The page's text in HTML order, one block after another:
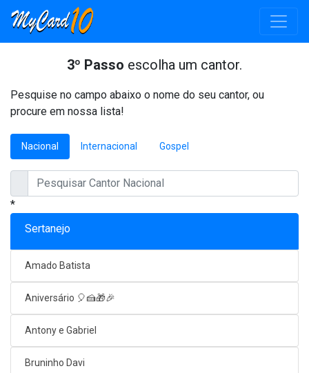
3º Passo escolha um cantor.
Pesquise no campo abaixo o nome do seu cantor, ou
procure em nossa lista!
Nacional Internacional Gospel
*
Sertanejo
Amado Batista
Aniversário 🎈🍰🎁🎉
Antony e Gabriel
Bruninho Davi